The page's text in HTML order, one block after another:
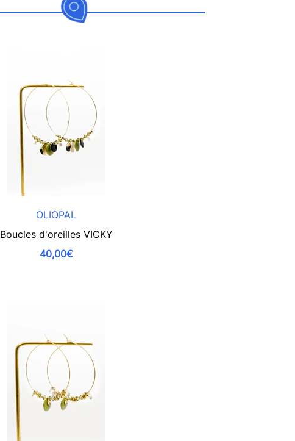
OLIOPAL
Boucles d'oreilles VICKY
40,00€